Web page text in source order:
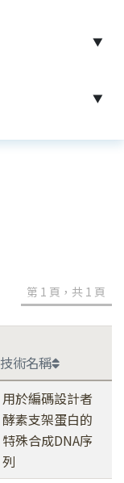
▼
▼
第 1 頁，共 1 頁
技術名稱
用於編碼設計者
酵素支架蛋白的
特殊合成DNA序
列